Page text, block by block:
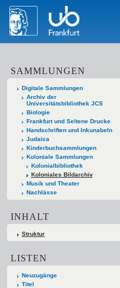
SAMMLUNGEN
Digitale Sammlungen
Archiv der
Universitätsbibliothek JCS
Biologie
Frankfurt und Seltene Drucke
Handschriften und Inkunabeln
Judaica
Kinderbuchsammlungen
Koloniale Sammlungen
Kolonialbibliothek
Koloniales Bildarchiv
Musik und Theater
Nachlässe
INHALT
Struktur
LISTEN
Neuzugänge
Titel